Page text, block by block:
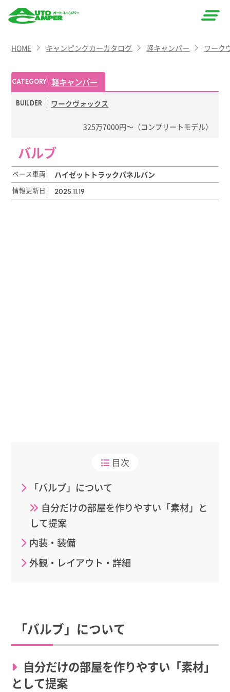
CAMPER
（オート
キャン
HOME キャンピングカーカタログ 軽キャンパー ワーク
CATEGORY 軽キャンパー
BUILDER ワークヴォックス
325万7000円〜（コンプリートモデル）
バルブ
ベース車両 ハイゼットトラックパネルバン
情報更新日 2025.11.19
目次
「バルブ」について
自分だけの部屋を作りやすい「素材」と
して提案
内装・装備
外観・レイアウト・詳細
「バルブ」について
自分だけの部屋を作りやすい「素材」
として提案